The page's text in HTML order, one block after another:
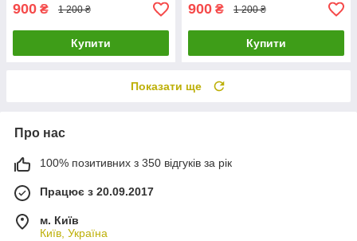
900 ₴ 1 200 ₴
Купити
900 ₴ 1 200 ₴
Купити
Показати ще
Про нас
100% позитивних з 350 відгуків за рік
Працює з 20.09.2017
м. Київ
Київ, Україна